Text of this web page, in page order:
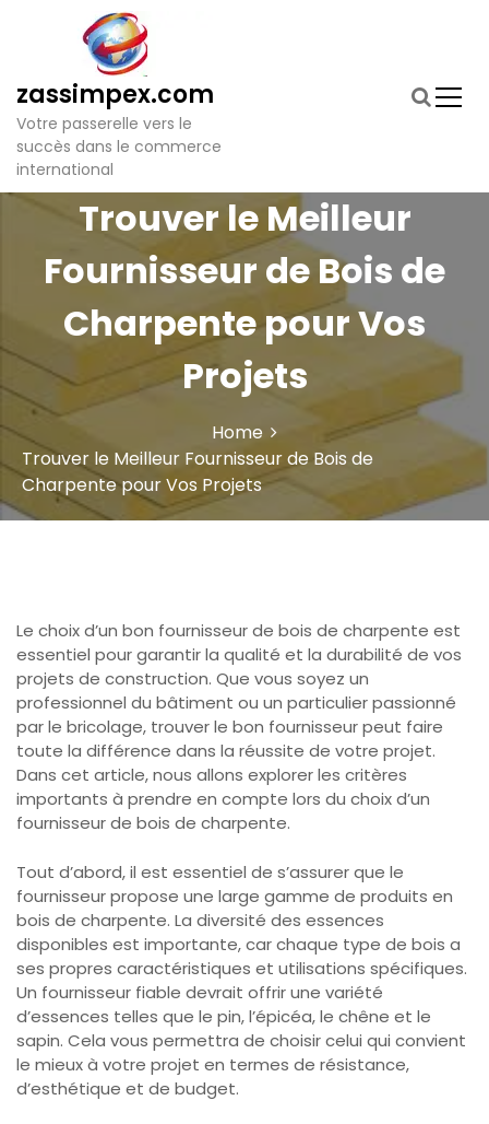
zassimpex.com
Votre passerelle vers le
succès dans le commerce
international
Trouver le Meilleur
Fournisseur de Bois de
Charpente pour Vos
Projets
Home
Trouver le Meilleur Fournisseur de Bois de
Charpente pour Vos Projets
Le choix d’un bon fournisseur de bois de charpente est
essentiel pour garantir la qualité et la durabilité de vos
projets de construction. Que vous soyez un
professionnel du bâtiment ou un particulier passionné
par le bricolage, trouver le bon fournisseur peut faire
toute la différence dans la réussite de votre projet.
Dans cet article, nous allons explorer les critères
importants à prendre en compte lors du choix d’un
fournisseur de bois de charpente.
Tout d’abord, il est essentiel de s’assurer que le
fournisseur propose une large gamme de produits en
bois de charpente. La diversité des essences
disponibles est importante, car chaque type de bois a
ses propres caractéristiques et utilisations spécifiques.
Un fournisseur fiable devrait offrir une variété
d’essences telles que le pin, l’épicéa, le chêne et le
sapin. Cela vous permettra de choisir celui qui convient
le mieux à votre projet en termes de résistance,
d’esthétique et de budget.